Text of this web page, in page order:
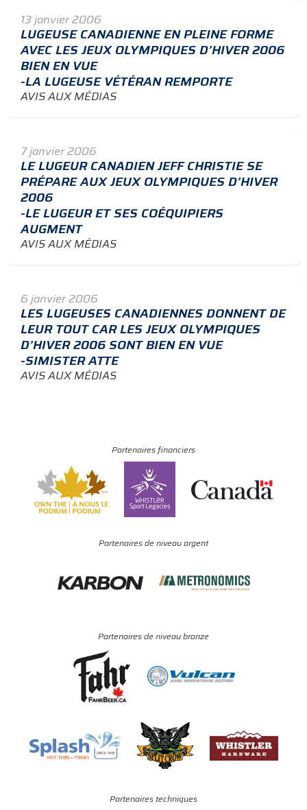
13 janvier 2006
LUGEUSE CANADIENNE EN PLEINE FORME
AVEC LES JEUX OLYMPIQUES D’HIVER 2006
BIEN EN VUE
-LA LUGEUSE VÉTÉRAN REMPORTE
AVIS AUX MÉDIAS
7 janvier 2006
LE LUGEUR CANADIEN JEFF CHRISTIE SE
PRÉPARE AUX JEUX OLYMPIQUES D’HIVER
2006
-LE LUGEUR ET SES COÉQUIPIERS
AUGMENT
AVIS AUX MÉDIAS
6 janvier 2006
LES LUGEUSES CANADIENNES DONNENT DE
LEUR TOUT CAR LES JEUX OLYMPIQUES
D’HIVER 2006 SONT BIEN EN VUE
-SIMISTER ATTE
AVIS AUX MÉDIAS
Partenaires financiers
Partenaires de niveau argent
Partenaires de niveau bronze
Partenaires techniques